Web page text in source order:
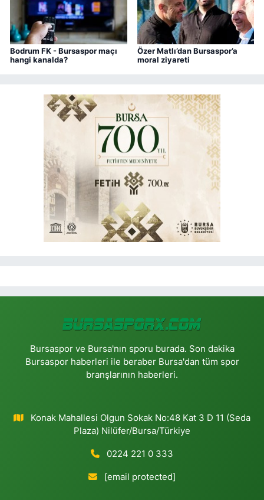
Bodrum FK - Bursaspor maçı
hangi kanalda?
Özer Matlı’dan Bursaspor’a
moral ziyareti
Bursaspor ve Bursa'nın sporu burada. Son dakika
Bursaspor haberleri ile beraber Bursa'dan tüm spor
branşlarının haberleri.
Konak Mahallesi Olgun Sokak No:48 Kat 3 D 11 (Seda
Plaza) Nilüfer/Bursa/Türkiye
0224 221 0 333
[email protected]